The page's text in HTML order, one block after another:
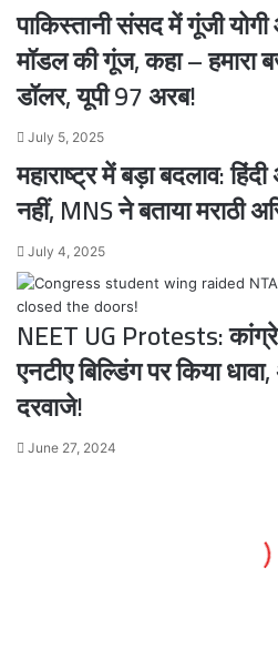
है'
पाकिस्तानी संसद में गूंजी
मॉडल की गूंज, कहा – हमारा
डॉलर, यूपी 97 अरब!
July 5, 2025
महाराष्ट्र में बड़ा बदलाव:
नहीं, MNS ने बताया मराठी
July 4, 2025
NEET UG Protests:
एनटीए बिल्डिंग पर किया
दरवाजे!
June 27, 2024